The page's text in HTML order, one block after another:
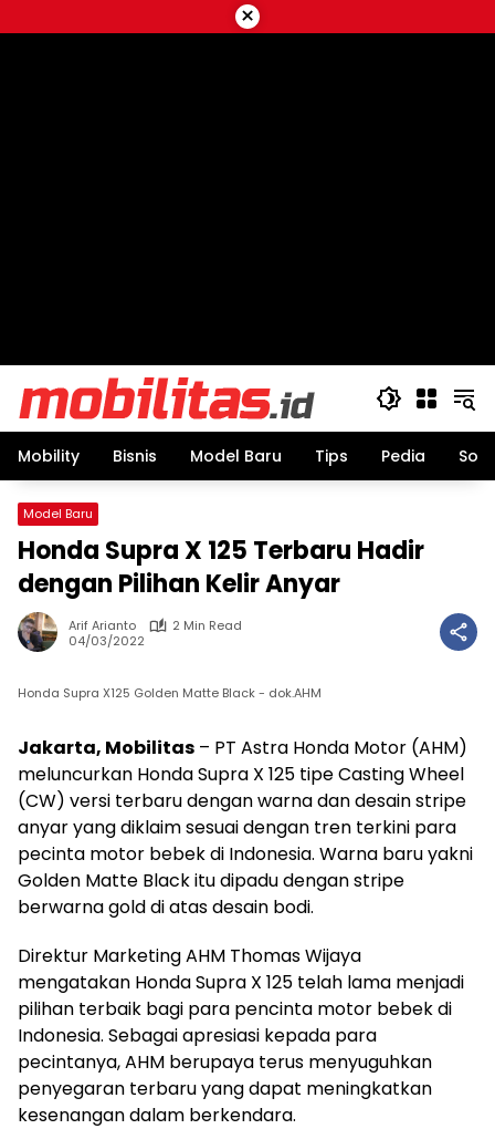
to
×
Mobility Bisnis Model Baru Tips Pedia
Model Baru
Honda Supra X 125 Terbaru Hadir
dengan Pilihan Kelir Anyar
Arif Arianto
2 Min Read
04/03/2022
Honda Supra X125 Golden Matte Black - dok.AHM
Jakarta, Mobilitas – PT Astra Honda Motor (AHM)
meluncurkan Honda Supra X 125 tipe Casting Wheel
(CW) versi terbaru dengan warna dan desain stripe
anyar yang diklaim sesuai dengan tren terkini para
pecinta motor bebek di Indonesia. Warna baru yakni
Golden Matte Black itu dipadu dengan stripe
berwarna gold di atas desain bodi.
Direktur Marketing AHM Thomas Wijaya
mengatakan Honda Supra X 125 telah lama menjadi
pilihan terbaik bagi para pencinta motor bebek di
Indonesia. Sebagai apresiasi kepada para
pecintanya, AHM berupaya terus menyuguhkan
penyegaran terbaru yang dapat meningkatkan
kesenangan dalam berkendara.